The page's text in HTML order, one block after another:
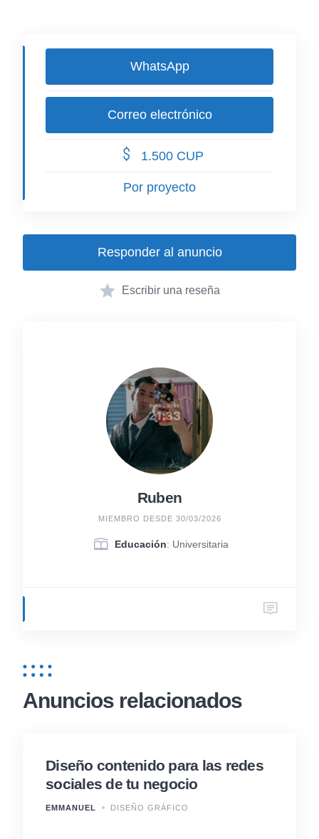
WhatsApp
Correo electrónico
1.500 CUP
Por proyecto
Responder al anuncio
Escribir una reseña
Ruben
MIEMBRO DESDE 30/03/2026
Educación: Universitaria
Anuncios relacionados
Diseño contenido para las redes
sociales de tu negocio
EMMANUEL DISEÑO GRÁFICO